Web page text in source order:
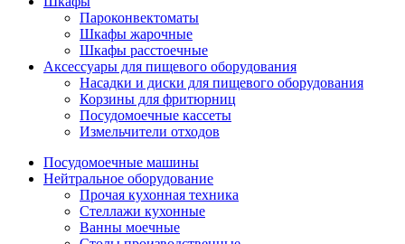
Пароконвектоматы
Шкафы жарочные
Шкафы расстоечные
Аксессуары для пищевого оборудования
Насадки и диски для пищевого оборудования
Корзины для фритюрниц
Посудомоечные кассеты
Измельчители отходов
Посудомоечные машины
Нейтральное оборудование
Прочая кухонная техника
Стеллажи кухонные
Ванны моечные